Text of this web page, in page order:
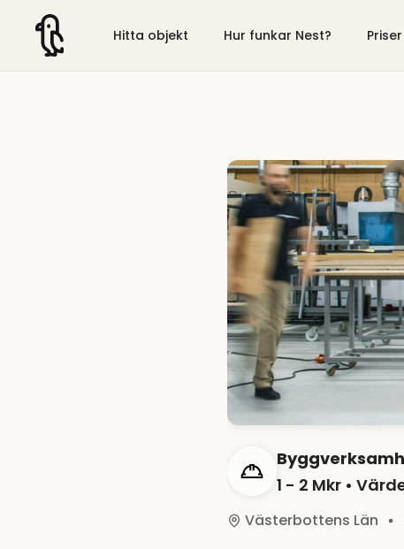
Hitta objekt Hur funkar Nest? Priser
1 - 2 Mkr •
Västerbottens Län